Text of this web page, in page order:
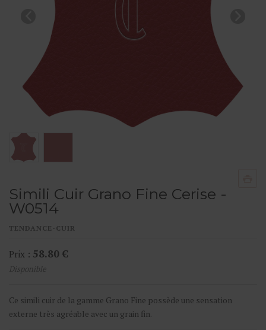
Simili Cuir Grano Fine Cerise -
W0514
TENDANCE-CUIR
Prix : 58.80 €
Disponible
Ce simili cuir de la gamme Grano Fine possède une sensation
externe très agréable avec un grain fin.